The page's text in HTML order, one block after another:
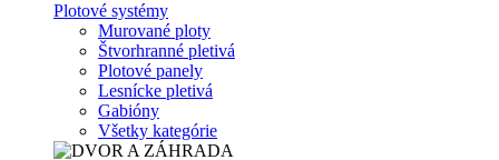
Plotové systémy
Murované ploty
Štvorhranné pletivá
Plotové panely
Lesnícke pletivá
Gabióny
Všetky kategórie